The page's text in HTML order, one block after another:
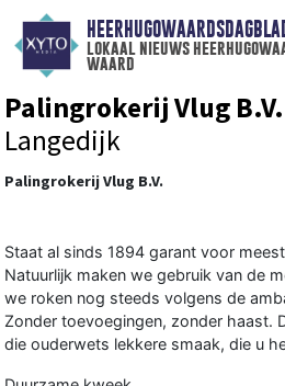
lokaal nieuws
waard
Palingrokerij Vlug B.V.
Langedijk
Palingrokerij Vlug B.V.
Staat al sinds 1894 garant voor
Natuurlijk maken we gebruik van de
we roken nog steeds volgens de
Zonder toevoegingen, zonder haast.
die ouderwets lekkere smaak, die u